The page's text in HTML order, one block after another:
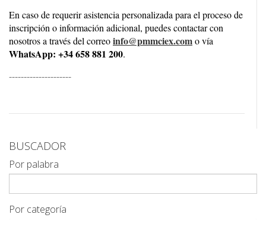
En caso de requerir asistencia personalizada para el proceso de
inscripción o información adicional, puedes contactar con
nosotros a través del correoinfo@pmmciex.como vía
WhatsApp: +34 658 881 200.
---------------------
BUSCADOR
Por palabra
Por categoría